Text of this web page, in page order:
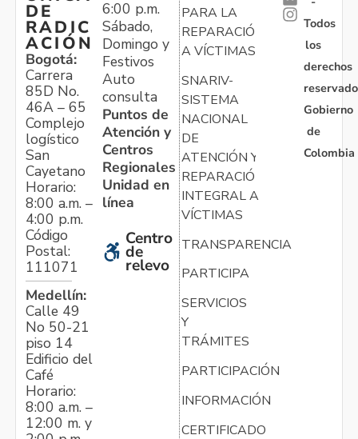
DE
RADIC
ACIÓN
Bogotá:
Carrera
85D No.
46A – 65
Complejo
logístico
San
Cayetano
Horario:
8:00 a.m. –
4:00 p.m.
Código
Postal:
111071
Medellín:
Calle 49
No 50-21
piso 14
Edificio del
Café
Horario:
8:00 a.m. –
12:00 m. y
6:00 p.m.
Sábado,
Domingo y
Festivos
Auto
consulta
Puntos de
Atención y
Centros
Regionales
Unidad en
línea
Centro
de
relevo
PARA LA
REPARACIÓN
A VÍCTIMAS
SNARIV-
SISTEMA
NACIONAL
DE
ATENCIÓN Y
REPARACIÓN
INTEGRAL A
VÍCTIMAS
TRANSPARENCIA
PARTICIPA
SERVICIOS
Y
TRÁMITES
PARTICIPACIÓN
INFORMACIÓN
CERTIFICADO
Todos
los
derechos
Gobierno
de
Colombia